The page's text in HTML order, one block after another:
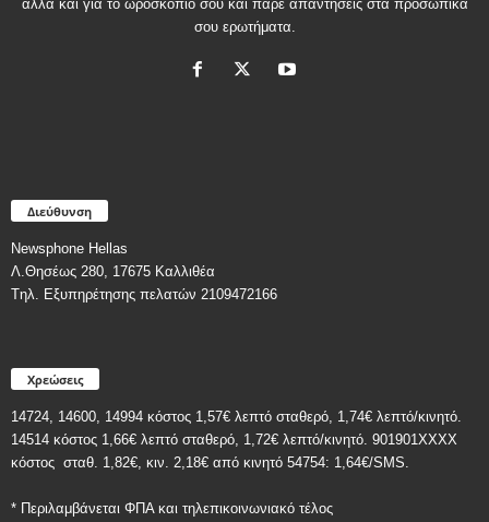
αλλά και για το ωροσκόπιο σου και πάρε απαντήσεις στα προσωπικά
σου ερωτήματα.
Διεύθυνση
Newsphone Hellas
Λ.Θησέως 280, 17675 Καλλιθέα
Tηλ. Εξυπηρέτησης πελατών 2109472166
Χρεώσεις
14724, 14600, 14994 κόστος 1,57€ λεπτό σταθερό, 1,74€ λεπτό/κινητό.
14514 κόστος 1,66€ λεπτό σταθερό, 1,72€ λεπτό/κινητό. 901901ΧΧΧΧ
κόστος σταθ. 1,82€, κιν. 2,18€ από κινητό 54754: 1,64€/SMS.
* Περιλαμβάνεται ΦΠΑ και τηλεπικοινωνιακό τέλος